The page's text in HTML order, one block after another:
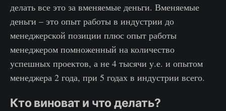
делать все это за вменяемые деньги. Вменяемые
деньги – это опыт работы в индустрии до
менеджерской позиции плюс опыт работы
менеджером помноженный на количество
успешных проектов, а не 4 тысячи у.е. и опытом
менеджера 2 года, при 5 годах в индустрии всего.
Кто виноват и что делать?